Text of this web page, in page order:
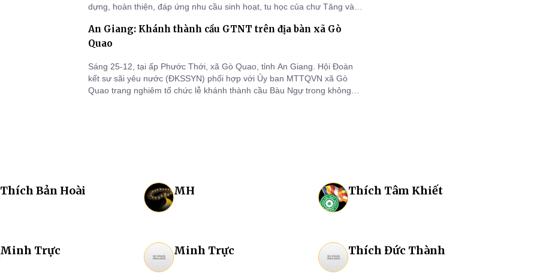
dựng, hoàn thiện, đáp ứng nhu cầu sinh hoạt, tu học của chư Tăng và
An Giang: Khánh thành cầu GTNT trên địa bàn xã Gò
Quao
Sáng 25-12, tại ấp Phước Thới, xã Gò Quao, tỉnh An Giang. Hội Đoàn
kết sư sãi yêu nước (ĐKSSYN) phối hợp với Ủy ban MTTQVN xã Gò
Quao trang nghiêm tổ chức lễ khánh thành cầu Bàu Ngự trong không
Thích Bản Hoài MH Thích Tâm Khiết
Minh Trực Minh Trực Thích Đức Thành